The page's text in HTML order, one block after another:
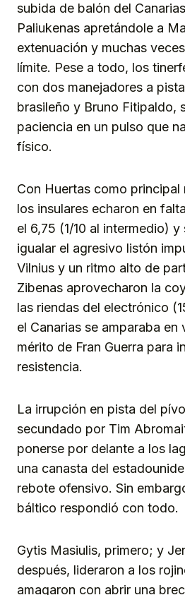
subida de balón del
Paliukenas apretándole a
extenuación y muchas
límite. Pese a todo, los
con dos manejadores a
brasileño y Bruno Fitipaldo,
paciencia en un pulso que
físico.
Con Huertas como principal
los insulares echaron en
el 6,75 (1/10 al intermedio)
igualar el agresivo listón
Vilnius y un ritmo alto de
Zibenas aprovecharon la
las riendas del electrónico
el Canarias se amparaba en
mérito de Fran Guerra para
resistencia.
La irrupción en pista del
secundado por Tim
ponerse por delante a los
una canasta del
rebote ofensivo. Sin
báltico respondió con todo.
Gytis Masiulis, primero; y
después, lideraron a los
amagaron con abrir una